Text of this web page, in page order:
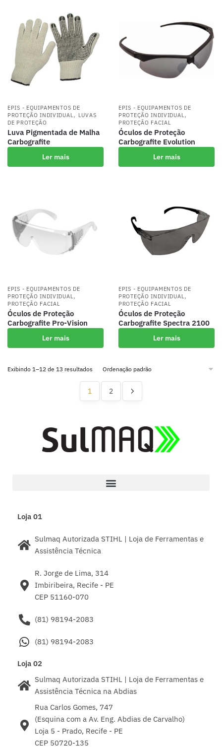
EPIS - EQUIPAMENTOS DE
PROTEÇÃO INDIVIDUAL, LUVAS
DE PROTEÇÃO
Luva Pigmentada de Malha
Carbografite
Ler mais
EPIS - EQUIPAMENTOS DE
PROTEÇÃO INDIVIDUAL,
PROTEÇÃO FACIAL
Óculos de Proteção
Carbografite Evolution
Ler mais
EPIS - EQUIPAMENTOS DE
PROTEÇÃO INDIVIDUAL,
PROTEÇÃO FACIAL
Óculos de Proteção
Carbografite Pro-Vision
Ler mais
EPIS - EQUIPAMENTOS DE
PROTEÇÃO INDIVIDUAL,
PROTEÇÃO FACIAL
Óculos de Proteção
Carbografite Spectra 2100
Ler mais
Exibindo 1–12 de 13 resultados
1 2
Loja 01
Sulmaq Autorizada STIHL | Loja de Ferramentas e
Assistência Técnica
R. Jorge de Lima, 314
Imbiribeira, Recife - PE
CEP 51160-070
(81) 98194-2083
(81) 98194-2083
Loja 02
Sulmaq Autorizada STIHL | Loja de Ferramentas e
Assistência Técnica na Abdias
Rua Carlos Gomes, 747
(Esquina com a Av. Eng. Abdias de Carvalho)
Loja 5 - Prado, Recife - PE
CEP 50720-135